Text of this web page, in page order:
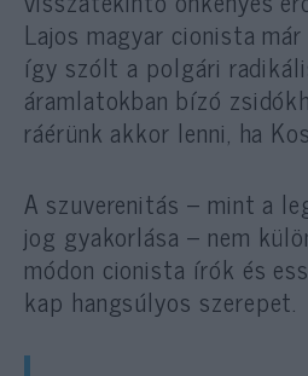
Lajos magyar cionista
így szólt a polgári
áramlatokban bízó
ráérünk akkor lenni, ha
A szuverenitás – mint a
jog gyakorlása – nem
módon cionista írók és
kap hangsúlyos szerepet.